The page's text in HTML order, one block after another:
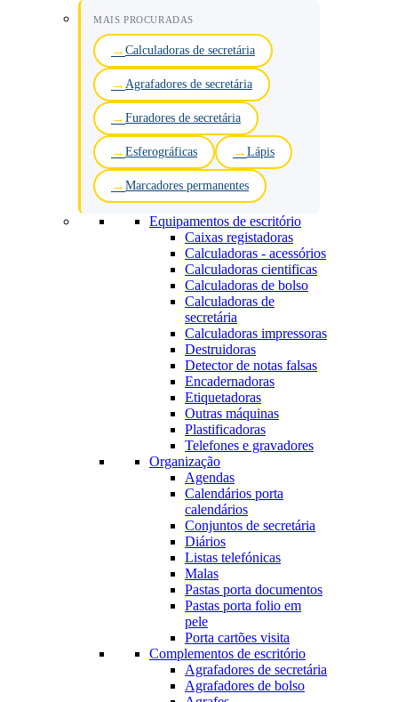
MAIS PROCURADAS
Calculadoras de secretária
Agrafadores de secretária
Furadores de secretária
Esferográficas Lápis
Marcadores permanentes
Equipamentos de escritório
Caixas registadoras
Calculadoras - acessórios
Calculadoras cientificas
Calculadoras de bolso
Calculadoras de
secretária
Calculadoras impressoras
Destruidoras
Detector de notas falsas
Encadernadoras
Etiquetadoras
Outras máquinas
Plastificadoras
Telefones e gravadores
Organização
Agendas
Calendários porta
calendários
Conjuntos de secretária
Diários
Listas telefónicas
Malas
Pastas porta documentos
Pastas porta folio em
pele
Porta cartões visita
Complementos de escritório
Agrafadores de secretária
Agrafadores de bolso